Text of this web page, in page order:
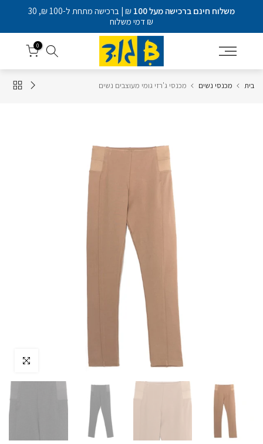
משלוח חינם ברכישה מעל 100
₪ | ברכישה מתחת ל-100 ₪, 30
₪ דמי משלוח
0
בית מכנסי נשים מכנסי ג'רזי גומי מעוצבים נשים
לחץ להגדלה